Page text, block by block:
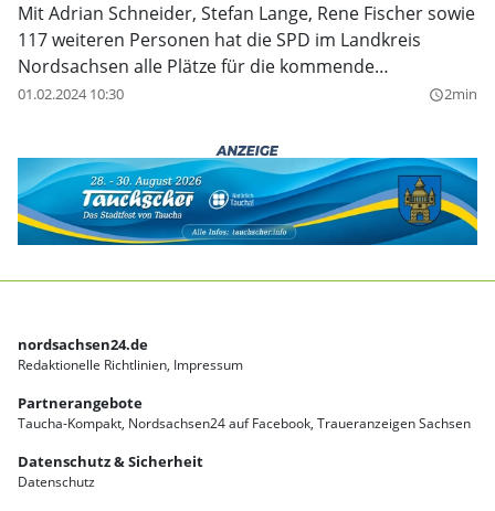
Mit Adrian Schneider, Stefan Lange, Rene Fischer sowie
117 weiteren Personen hat die SPD im Landkreis
Nordsachsen alle Plätze für die kommende
Kreistagswahl besetzt.
01.02.2024 10:30 query_builder2min
nordsachsen24.de
Redaktionelle Richtlinien Impressum
Partnerangebote
Taucha-Kompakt Nordsachsen24 auf Facebook Traueranzeigen Sachsen
Datenschutz & Sicherheit
Datenschutz